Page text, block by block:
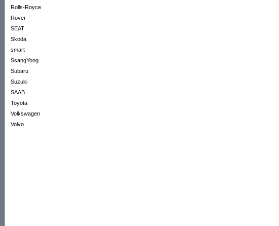
Rolls-Royce
Rover
SEAT
Skoda
smart
SsangYong
Subaru
Suzuki
SAAB
Toyota
Volkswagen
Volvo